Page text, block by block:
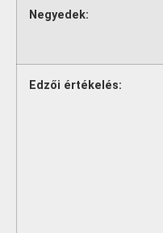
Negyedek:
Edzői értékelés: